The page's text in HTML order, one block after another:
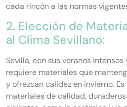
cada rincón a las normas
2. Elección de
al Clima Sevillano:
Sevilla, con sus veranos intensos
requiere materiales que
y ofrezcan calidez en invierno.
materiales de calidad,